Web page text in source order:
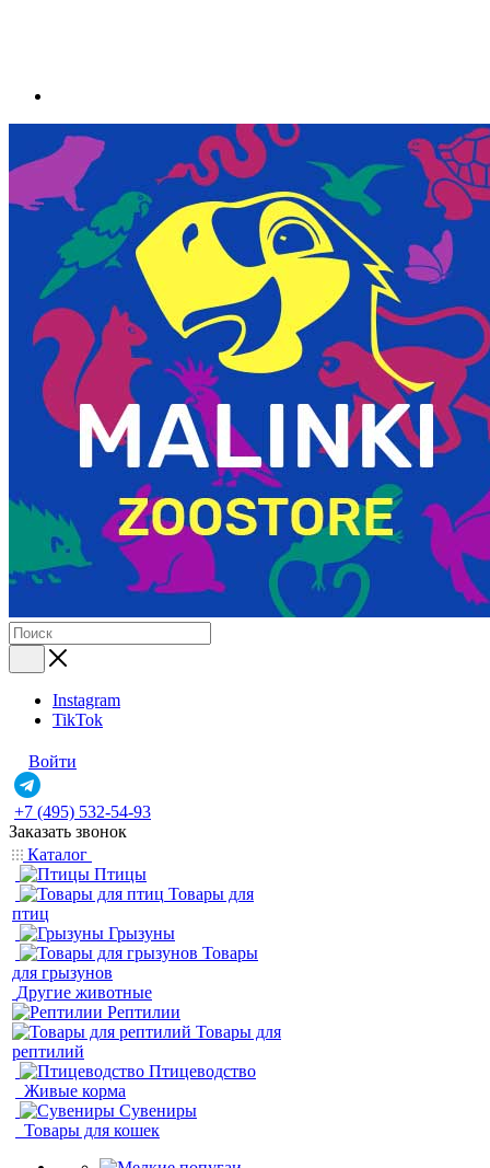
Instagram
TikTok
Войти
+7 (495) 532-54-93
Заказать звонок
Каталог
Птицы
Товары для
птиц
Грызуны
Товары
для грызунов
Другие животные
Рептилии
Товары для
рептилий
Птицеводство
Живые корма
Сувениры
Товары для кошек